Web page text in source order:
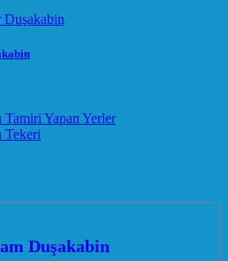
Tamiri Yapan Yerler
Tekeri
Duşakabin